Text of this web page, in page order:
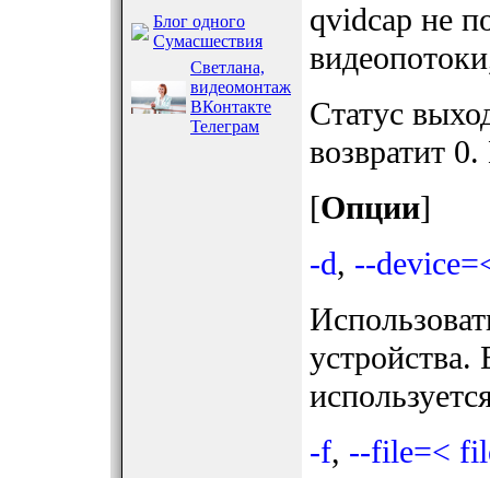
Блог одного
Сумасшествия
Светлана,
видеомонтаж
ВКонтакте
Телеграм
qvidcap не
Статус
возвратит
[Опции]
-d, --
-f, --file=<